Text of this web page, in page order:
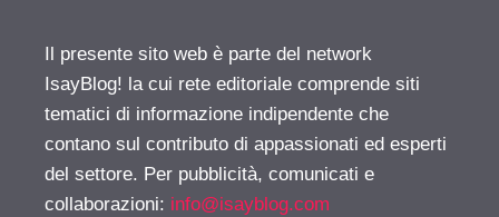
Il presente sito web è parte del network
IsayBlog! la cui rete editoriale comprende siti
tematici di informazione indipendente che
contano sul contributo di appassionati ed esperti
del settore. Per pubblicità, comunicati e
collaborazioni: info@isayblog.com